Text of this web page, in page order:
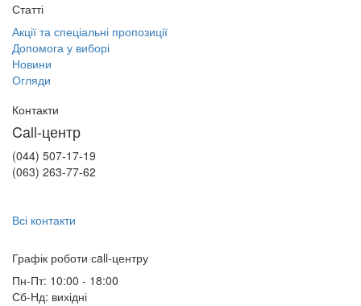
Статті
Акції та спеціальні пропозиції
Допомога у виборі
Новини
Огляди
Контакти
Call-центр
(044) 507-17-19
(063) 263-77-62
Всі контакти
Графік роботи сall-центру
Пн-Пт: 10:00 - 18:00
Сб-Нд: вихідні